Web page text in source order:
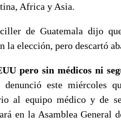
Africa y Asia.
de Guatemala dijo
la elección, pero descartó
pero sin médicos ni
denunció este miércoles
al equipo médico y de
en la Asamblea General